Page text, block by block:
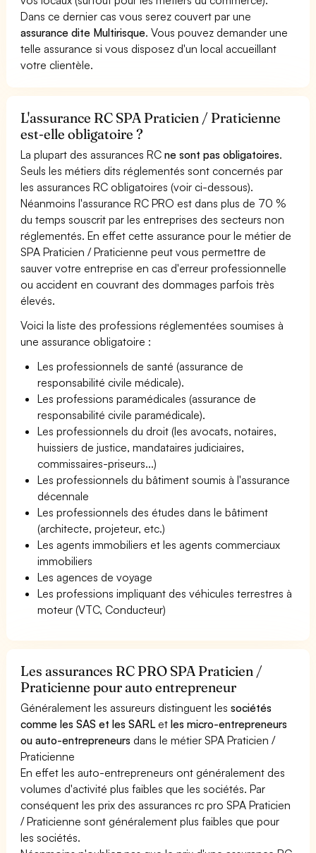
Dans ce dernier cas vous serez couvert par une
assurance dite Multirisque. Vous pouvez demander une
telle assurance si vous disposez d'un local accueillant
votre clientèle.
L'assurance RC SPA Praticien / Praticienne
est-elle obligatoire ?
La plupart des assurances RCne sont pas obligatoires.
Seuls les métiers dits réglementés sont concernés par
les assurances RC obligatoires (voir ci-dessous).
Néanmoins l'assurance RC PRO est dans plus de 70 %
du temps souscrit par les entreprises des secteurs non
réglementés. En effet cette assurance pour le métier de
SPA Praticien / Praticienne peut vous permettre de
sauver votre entreprise en cas d'erreur professionnelle
ou accident en couvrant des dommages parfois très
élevés.
Voici la liste des professions réglementées soumises à
une assurance obligatoire :
Les professionnels de santé (assurance de
responsabilité civile médicale).
Les professions paramédicales (assurance de
responsabilité civile paramédicale).
Les professionnels du droit (les avocats, notaires,
huissiers de justice, mandataires judiciaires,
commissaires-priseurs...)
Les professionnels du bâtiment soumis à l'assurance
décennale
Les professionnels des études dans le bâtiment
(architecte, projeteur, etc.)
Les agents immobiliers et les agents commerciaux
immobiliers
Les agences de voyage
Les professions impliquant des véhicules terrestres à
moteur (VTC, Conducteur)
Les assurances RC PRO SPA Praticien /
Praticienne pour auto entrepreneur
Généralement les assureurs distinguent lessociétés
comme les SAS et les SARL etles micro-entrepreneurs
ou auto-entrepreneurs dans le métier SPA Praticien /
Praticienne
En effet les auto-entrepreneurs ont généralement des
volumes d'activité plus faibles que les sociétés. Par
conséquent les prix des assurances rc pro SPA Praticien
/ Praticienne sont généralement plus faibles que pour
les sociétés.